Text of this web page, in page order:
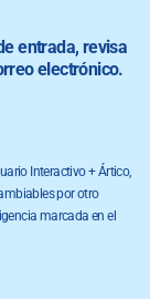
entrada, revisa
electrónico.
Interactivo + Ártico,
por otro
marcada en el